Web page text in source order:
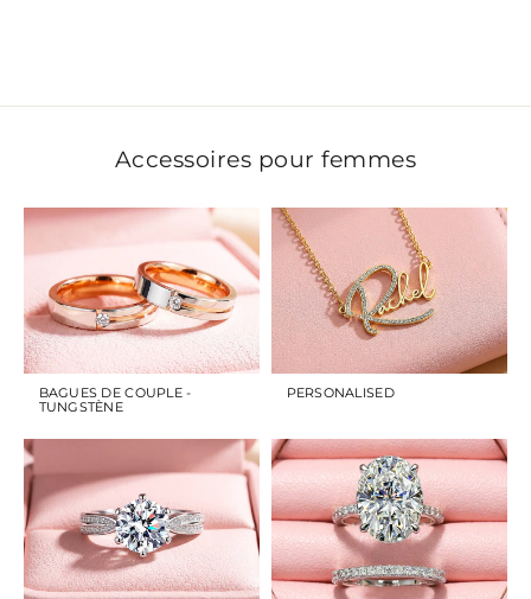
Accessoires pour femmes
BAGUES DE COUPLE -
TUNGSTÈNE
PERSONALISED